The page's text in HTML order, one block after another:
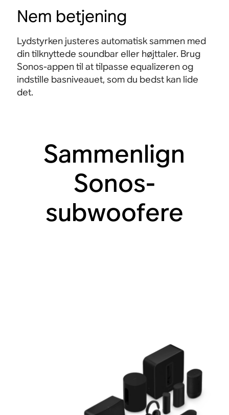
Nem betjening
Lydstyrken justeres automatisk sammen med
din tilknyttede soundbar eller højttaler. Brug
Sonos-appen til at tilpasse equalizeren og
indstille basniveauet, som du bedst kan lide
det.
Sammenlign
Sonos-
subwoofere